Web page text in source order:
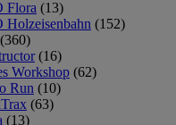
Flora (13)
Holzeisenbahn (152)
(360)
(16)
Workshop (62)
Run (10)
(63)
(13)